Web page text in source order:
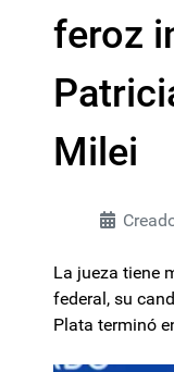
feroz
Milei
La jueza tiene
federal, su
Plata terminó